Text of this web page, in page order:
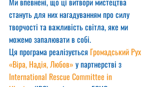
стануть для них нагадуванням про силу
творчості та важливість світла, яке ми
можемо запалювати в собі.
Ця програма реалізується Громадський Рух
«Віра, Надія, Любов» у партнерстві з
International Rescue Committee in